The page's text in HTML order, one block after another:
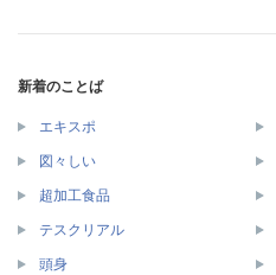
新着のことば
エキスポ
図々しい
超加工食品
テスクリアル
頭身